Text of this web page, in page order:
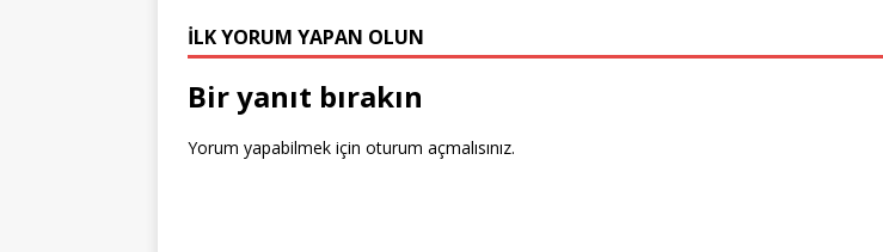
e
r
e
st
b
o
o
k
r dI
n p g
İLK YORUM YAPAN OLUN
Bir yanıt bırakın
Yorum yapabilmek için oturum açmalısınız.